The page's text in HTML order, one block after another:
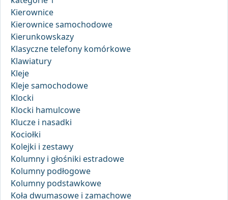
Kierownice
Kierownice samochodowe
Kierunkowskazy
Klasyczne telefony komórkowe
Klawiatury
Kleje
Kleje samochodowe
Klocki
Klocki hamulcowe
Klucze i nasadki
Kociołki
Kolejki i zestawy
Kolumny i głośniki estradowe
Kolumny podłogowe
Kolumny podstawkowe
Koła dwumasowe i zamachowe